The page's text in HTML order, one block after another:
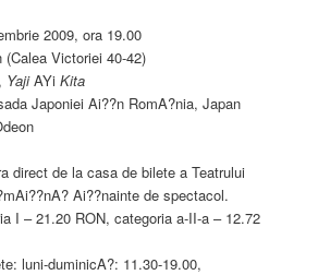
2009, ora 19.00
(Calea Victoriei 40-42)
, YajiAYiKita
Japoniei Ai??n RomA?nia, Japan
direct de la casa de bilete a Teatrului
Ai??nainte de spectacol.
I – 21.20 RON, categoria a-II-a – 12.72
luni-duminicA?: 11.30-19.00,